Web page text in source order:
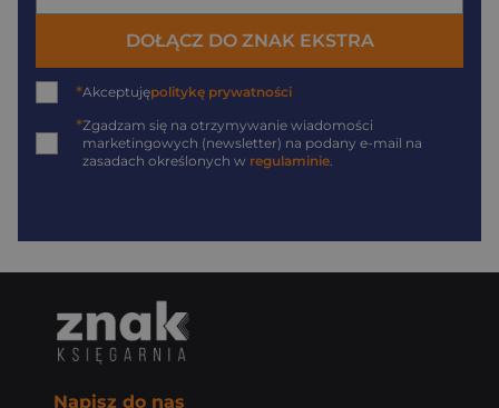
DOŁĄCZ DO ZNAK EKSTRA
*Akceptujępolitykę prywatności
*Zgadzam się na otrzymywanie wiadomości
marketingowych (newsletter) na podany e-mail na
zasadach określonych w regulaminie.
Napisz do nas